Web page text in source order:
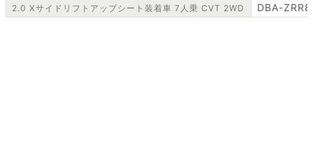
2.0 Xサイドリフトアップシート装着車 7人乗 CVT 2WD DBA-